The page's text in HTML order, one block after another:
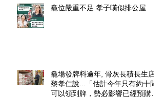
龕位嚴重不足 孝子嘆似排公屋
龕場發牌料逾年, 骨灰長積長生店.
黎孝仁說...「估計今年只有約十間
可以領到牌，勢必影響已經預購了